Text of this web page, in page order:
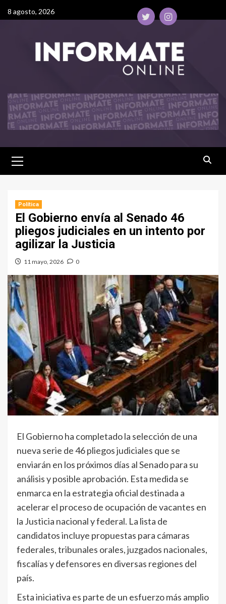
8 agosto, 2026
Política
El Gobierno envía al Senado 46
pliegos judiciales en un intento por
agilizar la Justicia
11 mayo, 2026 0
El Gobierno ha completado la selección de una
nueva serie de 46 pliegos judiciales que se
enviarán en los próximos días al Senado para su
análisis y posible aprobación. Esta medida se
enmarca en la estrategia oficial destinada a
acelerar el proceso de ocupación de vacantes en
la Justicia nacional y federal. La lista de
candidatos incluye propuestas para cámaras
federales, tribunales orales, juzgados nacionales,
fiscalías y defensores en diversas regiones del
país.
Esta iniciativa es parte de un esfuerzo más amplio